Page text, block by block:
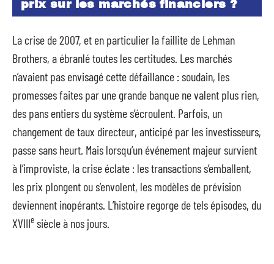
prix sur les marchés financiers ?
La crise de 2007, et en particulier la faillite de Lehman
Brothers, a ébranlé toutes les certitudes. Les marchés
n’avaient pas envisagé cette défaillance : soudain, les
promesses faites par une grande banque ne valent plus rien,
des pans entiers du système s’écroulent. Parfois, un
changement de taux directeur, anticipé par les investisseurs,
passe sans heurt. Mais lorsqu’un événement majeur survient
à l’improviste, la crise éclate : les transactions s’emballent,
les prix plongent ou s’envolent, les modèles de prévision
deviennent inopérants. L’histoire regorge de tels épisodes, du
XVIIIe siècle à nos jours.